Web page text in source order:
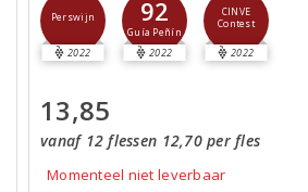
Perswijn
2022
92
Guía Peñín
2022
CINVE
Contest
2022
13,85
vanaf 12 flessen 12,70 per fles
Momenteel niet leverbaar